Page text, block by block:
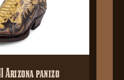
Arizona panizo